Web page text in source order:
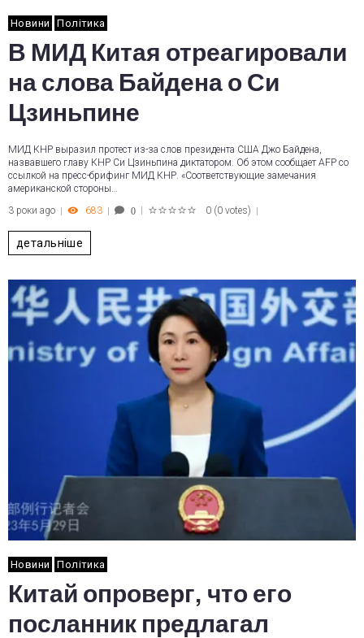
Новини Політика
В МИД Китая отреагировали
на слова Байдена о Си
Цзиньпине
МИД КНР выразил протест из-за слов президента США Джо Байдена,
назвавшего главу КНР Си Цзиньпина диктатором. Об этом сообщает AFP со
ссылкой на пресс-брифинг МИД КНР. «Соответствующие замечания
американской стороны…
3 роки ago
683 0 0 (0 votes)
детальніше
Новини Політика
Китай опроверг, что его
посланник предлагал